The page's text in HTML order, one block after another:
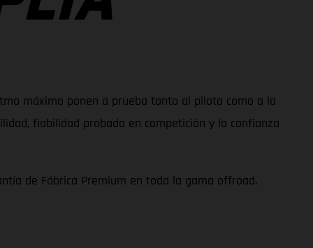
máximo ponen a prueba tanto al piloto como a la
fiabilidad probada en competición y la confianza
de Fábrica Premium en toda la gama offroad.